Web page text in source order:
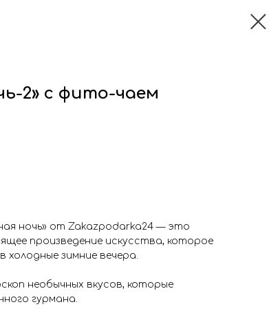
2» с фито-чаем
ночь» от Zakazpodarka24 — это
произведение искусства, которое
холодные зимние вечера.
необычных вкусов, которые
гурмана.